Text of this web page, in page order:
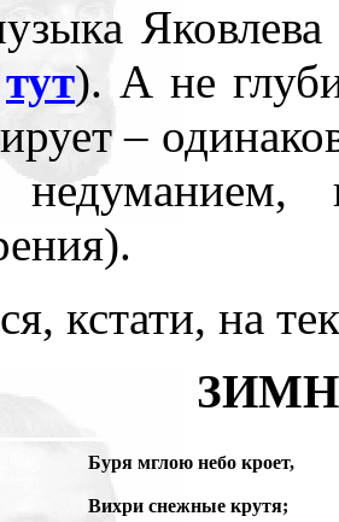
тут). А не
–
недуманием,
кстати, на
Буря мглою небо кроет,
Вихри снежные крутя;